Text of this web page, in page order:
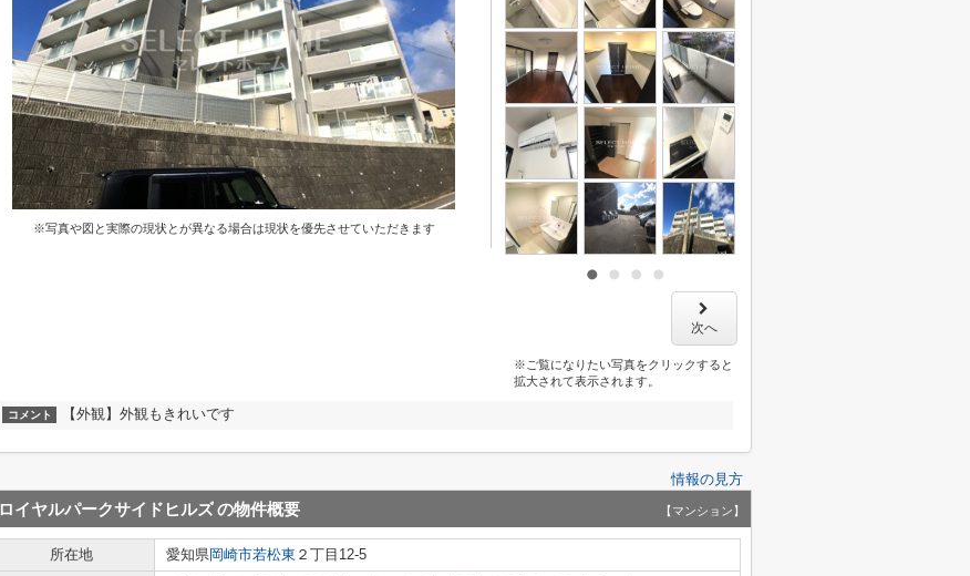
※写真や図と実際の現状とが異なる場合は現状を優先させていただきます
次へ
※ご覧になりたい写真をクリックすると
拡大されて表示されます。
コメント 【外観】外観もきれいです
情報の見方
ロイヤルパークサイドヒルズの物件概要 【マンション】
所在地 愛知県岡崎市若松東 ２丁目12-5